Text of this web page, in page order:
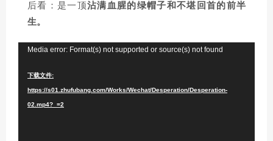
后看：是一顶沾满血腥的绿帽子和不堪回首的前半
生。
Media error: Format(s) not supported or source(s) not found
下载文件:
https://s01.zhufubang.com/Works/Wechat/Desperation/Desperation-
02.mp4?_=2